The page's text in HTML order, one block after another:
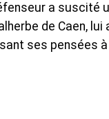
a suscité
de Caen,
ses pensées